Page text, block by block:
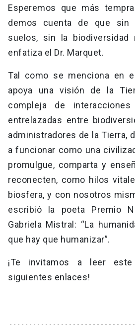
Esperemos que más
demos cuenta de que sin
suelos, sin la biodiversidad
enfatiza el Dr. Marquet.
Tal como se menciona en
apoya una visión de la
compleja de interacciones
entrelazadas entre
administradores de la Tierra,
a funcionar como una
promulgue, comparta y
reconecten, como hilos
biosfera, y con nosotros
escribió la poeta Premio
Gabriela Mistral: “La
que hay que humanizar”.
¡Te invitamos a leer
siguientes enlaces!